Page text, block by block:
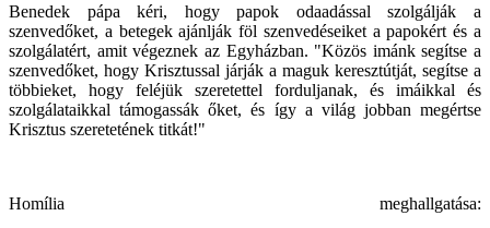
Benedek pápa kéri, hogy papok odaadással szolgálják a
szenvedőket, a betegek ajánlják föl szenvedéseiket a papokért és a
szolgálatért, amit végeznek az Egyházban. "Közös imánk segítse a
szenvedőket, hogy Krisztussal járják a maguk keresztútját, segítse a
többieket, hogy feléjük szeretettel forduljanak, és imáikkal és
szolgálataikkal támogassák őket, és így a világ jobban megértse
Krisztus szeretetének titkát!"
Homília meghallgatása: